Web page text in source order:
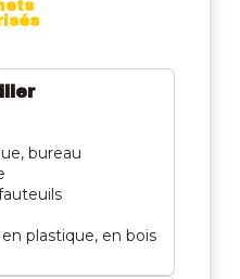
bureau
plastique, en bois